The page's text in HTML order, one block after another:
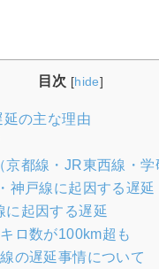
目次 [hide]
の主な理由
京都線・JR東西線・学
神戸線に起因する遅延
に起因する遅延
ロ数が100km超も
の遅延事情について